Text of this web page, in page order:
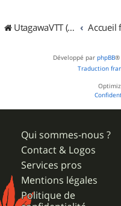
UtagawaVTT (Randos VTT et VTTAE avec traces GPS) Accueil
Développé par phpBB®
Traduction
Qui sommes-nous ?
Contact & Logos
Services pros
Mentions légales
Politique de